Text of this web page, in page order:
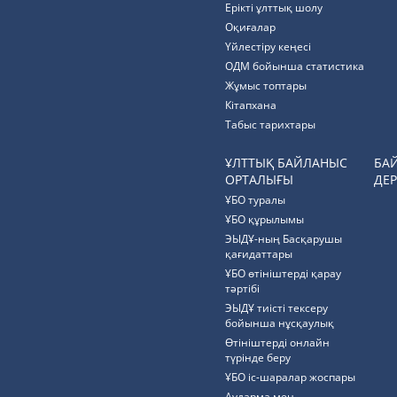
Ерікті ұлттық шолу
Оқиғалар
Үйлестіру кеңесі
ОДМ бойынша статистика
Жұмыс топтары
Кітапхана
Табыс тарихтары
ҰЛТТЫҚ БАЙЛАНЫС
ОРТАЛЫҒЫ
ҰБО туралы
ҰБО құрылымы
ЭЫДҰ-ның Басқарушы
қағидаттары
ҰБО өтініштерді қарау
тәртібі
ЭЫДҰ тиісті тексеру
бойынша нұсқаулық
Өтініштерді онлайн
түрінде беру
ҰБО іс-шаралар жоспары